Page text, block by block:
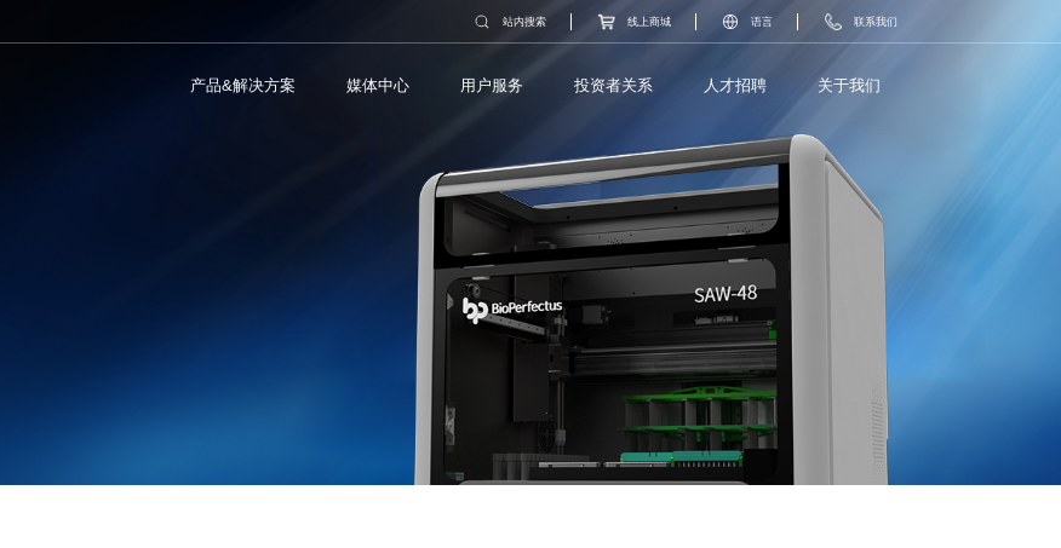
产品&解决方案 媒体中心 用户服务 投资者关系 人才招聘 关于我们
站内搜索 线上商城 语言 联系我们